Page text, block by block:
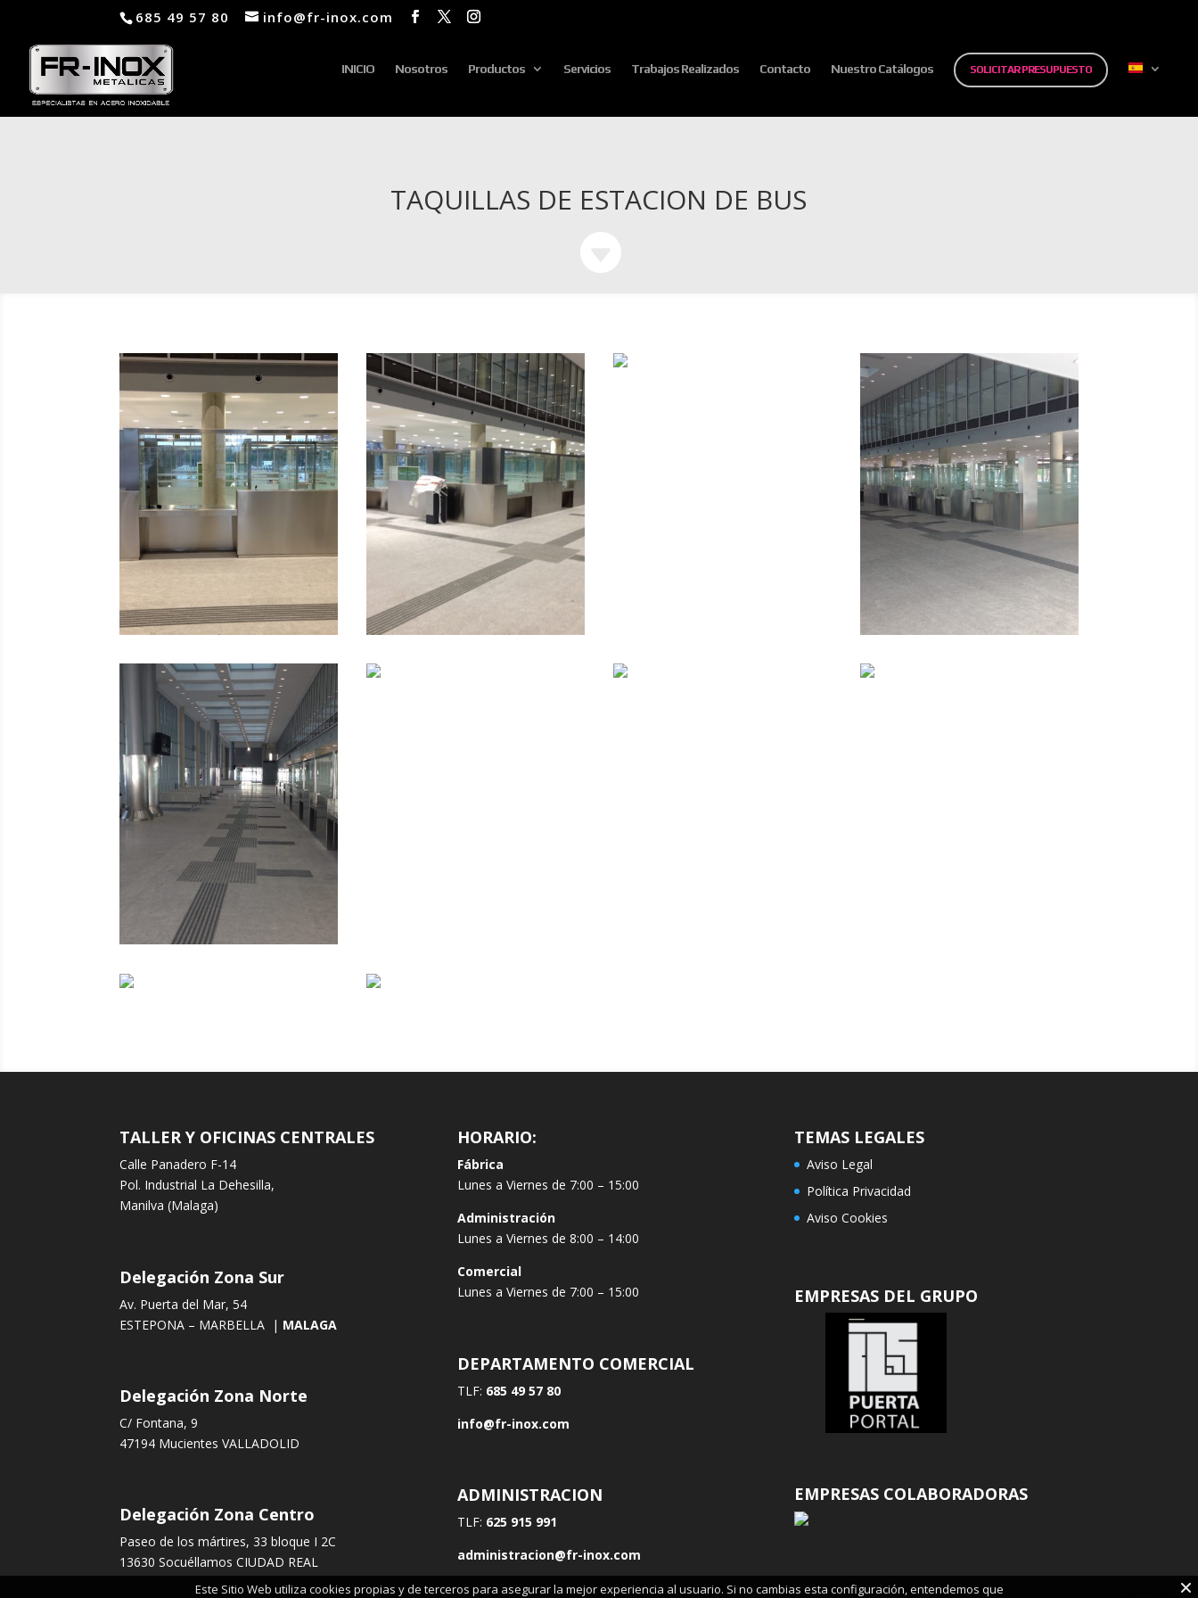
685 49 57 80 info@fr-inox.com
INICIO Nosotros Productos Servicios Trabajos Realizados Contacto Nuestro Catálogos SOLICITAR PRESUPUESTO
TAQUILLAS DE ESTACION DE BUS
TALLER Y OFICINAS CENTRALES
Calle Panadero F-14
Pol. Industrial La Dehesilla,
Manilva (Malaga)
Delegación Zona Sur
Av. Puerta del Mar, 54
ESTEPONA – MARBELLA | MALAGA
Delegación Zona Norte
C/ Fontana, 9
47194 Mucientes VALLADOLID
Delegación Zona Centro
Paseo de los mártires, 33 bloque I 2C
13630 Socuéllamos CIUDAD REAL
HORARIO:
Fábrica
Lunes a Viernes de 7:00 – 15:00
Administración
Lunes a Viernes de 8:00 – 14:00
Comercial
Lunes a Viernes de 7:00 – 15:00
DEPARTAMENTO COMERCIAL
TLF: 685 49 57 80
info@fr-inox.com
ADMINISTRACION
TLF: 625 915 991
administracion@fr-inox.com
TEMAS LEGALES
Aviso Legal
Política Privacidad
Aviso Cookies
EMPRESAS DEL GRUPO
EMPRESAS COLABORADORAS
Este Sitio Web utiliza cookies propias y de terceros para asegurar la mejor experiencia al usuario. Si no cambias esta configuración, entendemos que